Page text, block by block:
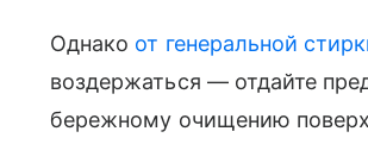
Однако от генеральной
воздержаться — отдайте
бережному очищению